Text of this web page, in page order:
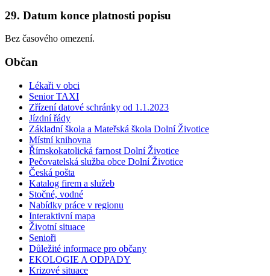
29. Datum konce platnosti popisu
Bez časového omezení.
Občan
Lékaři v obci
Senior TAXI
Zřízení datové schránky od 1.1.2023
Jízdní řády
Základní škola a Mateřská škola Dolní Životice
Místní knihovna
Římskokatolická farnost Dolní Životice
Pečovatelská služba obce Dolní Životice
Česká pošta
Katalog firem a služeb
Stočné, vodné
Nabídky práce v regionu
Interaktivní mapa
Životní situace
Senioři
Důležité informace pro občany
EKOLOGIE A ODPADY
Krizové situace